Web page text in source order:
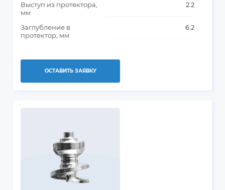
Выступ из протектора,
мм
2.2
Заглубление в
протектор, мм
6.2
ОСТАВИТЬ ЗАЯВКУ